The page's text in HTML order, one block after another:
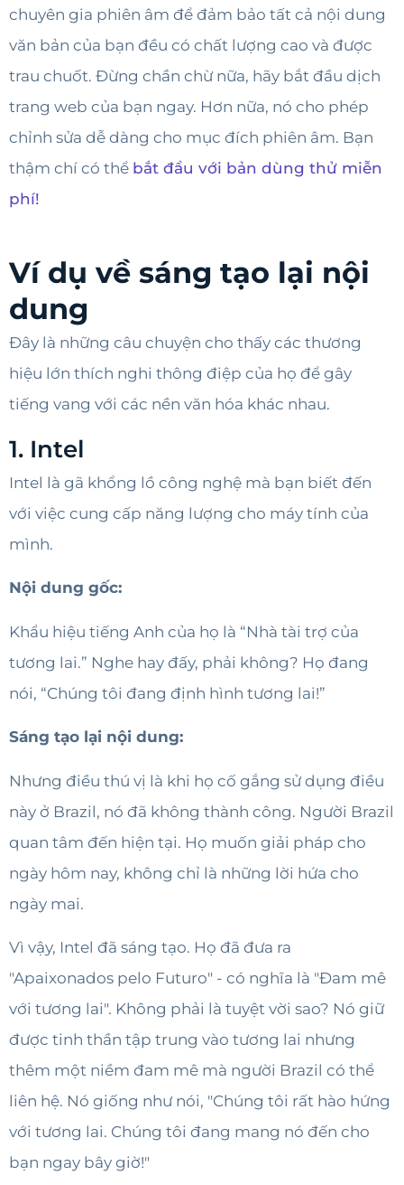
chuyên gia phiên âm để đảm bảo tất cả nội dung
văn bản của bạn đều có chất lượng cao và được
trau chuốt. Đừng chần chừ nữa, hãy bắt đầu dịch
trang web của bạn ngay. Hơn nữa, nó cho phép
chỉnh sửa dễ dàng cho mục đích phiên âm. Bạn
thậm chí có thể bắt đầu với bản dùng thử miễn
phí!
Ví dụ về sáng tạo lại nội
dung
Đây là những câu chuyện cho thấy các thương
hiệu lớn thích nghi thông điệp của họ để gây
tiếng vang với các nền văn hóa khác nhau.
1. Intel
Intel là gã khổng lồ công nghệ mà bạn biết đến
với việc cung cấp năng lượng cho máy tính của
mình.
Nội dung gốc:
Khẩu hiệu tiếng Anh của họ là “Nhà tài trợ của
tương lai.” Nghe hay đấy, phải không? Họ đang
nói, “Chúng tôi đang định hình tương lai!”
Sáng tạo lại nội dung:
Nhưng điều thú vị là khi họ cố gắng sử dụng điều
này ở Brazil, nó đã không thành công. Người Brazil
quan tâm đến hiện tại. Họ muốn giải pháp cho
ngày hôm nay, không chỉ là những lời hứa cho
ngày mai.
Vì vậy, Intel đã sáng tạo. Họ đã đưa ra
"Apaixonados pelo Futuro" - có nghĩa là "Đam mê
với tương lai". Không phải là tuyệt vời sao? Nó giữ
được tinh thần tập trung vào tương lai nhưng
thêm một niềm đam mê mà người Brazil có thể
liên hệ. Nó giống như nói, "Chúng tôi rất hào hứng
với tương lai. Chúng tôi đang mang nó đến cho
bạn ngay bây giờ!"